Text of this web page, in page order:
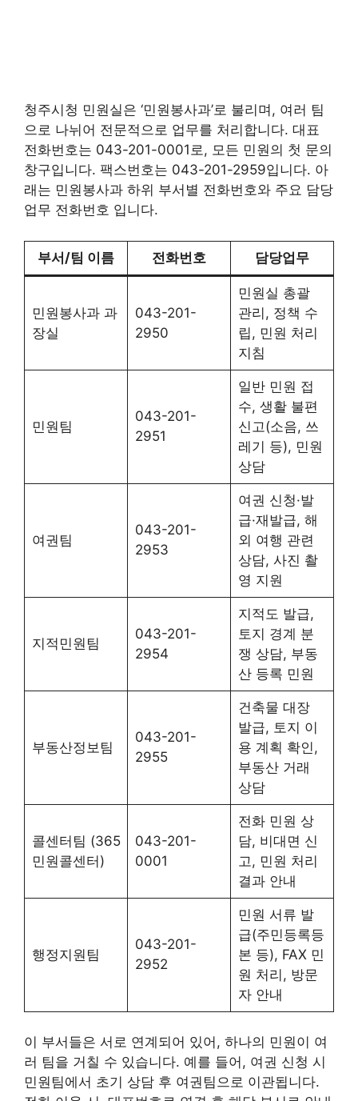
청주시청 민원실은 ‘민원봉사과’로 불리며, 여러 팀
으로 나뉘어 전문적으로 업무를 처리합니다. 대표
전화번호는 043-201-0001로, 모든 민원의 첫 문의
창구입니다. 팩스번호는 043-201-2959입니다. 아
래는 민원봉사과 하위 부서별 전화번호와 주요 담당
업무 전화번호 입니다.
부서/팀 이름 전화번호 담당업무
민원봉사과 과
장실
043-201-
2950
민원실 총괄
관리, 정책 수
립, 민원 처리
지침
민원팀
043-201-
2951
일반 민원 접
수, 생활 불편
신고(소음, 쓰
레기 등), 민원
상담
여권팀
043-201-
2953
여권 신청·발
급·재발급, 해
외 여행 관련
상담, 사진 촬
영 지원
지적민원팀
043-201-
2954
지적도 발급,
토지 경계 분
쟁 상담, 부동
산 등록 민원
부동산정보팀
043-201-
2955
건축물 대장
발급, 토지 이
용 계획 확인,
부동산 거래
상담
콜센터팀 (365
민원콜센터)
043-201-
0001
전화 민원 상
담, 비대면 신
고, 민원 처리
결과 안내
행정지원팀
043-201-
2952
민원 서류 발
급(주민등록등
본 등), FAX 민
원 처리, 방문
자 안내
이 부서들은 서로 연계되어 있어, 하나의 민원이 여
러 팀을 거칠 수 있습니다. 예를 들어, 여권 신청 시
민원팀에서 초기 상담 후 여권팀으로 이관됩니다.